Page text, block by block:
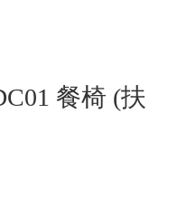
餐椅 (扶